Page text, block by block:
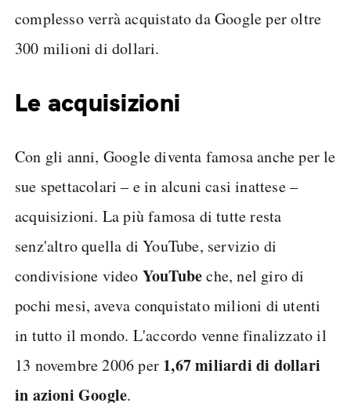
complesso verrà acquistato da Google per oltre
300 milioni di dollari.
Le acquisizioni
Con gli anni, Google diventa famosa anche per le
sue spettacolari – e in alcuni casi inattese –
acquisizioni. La più famosa di tutte resta
senz'altro quella di YouTube, servizio di
condivisione video YouTubeche, nel giro di
pochi mesi, aveva conquistato milioni di utenti
in tutto il mondo. L'accordo venne finalizzato il
13 novembre 2006 per 1,67 miliardi di dollari
in azioni Google.